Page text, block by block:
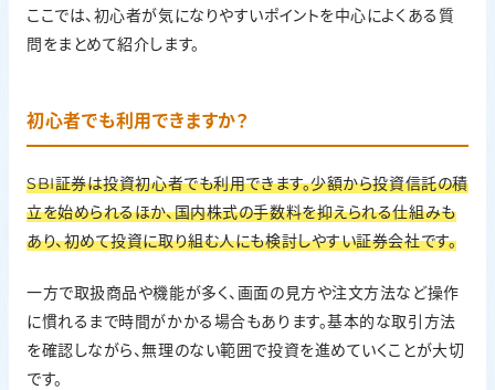
ここでは、初心者が気になりやすいポイントを中心によくある質
問をまとめて紹介します。
初心者でも利用できますか？
SBI証券は投資初心者でも利用できます。少額から投資信託の積
立を始められるほか、国内株式の手数料を抑えられる仕組みも
あり、初めて投資に取り組む人にも検討しやすい証券会社です。
一方で取扱商品や機能が多く、画面の見方や注文方法など操作
に慣れるまで時間がかかる場合もあります。基本的な取引方法
を確認しながら、無理のない範囲で投資を進めていくことが大切
です。